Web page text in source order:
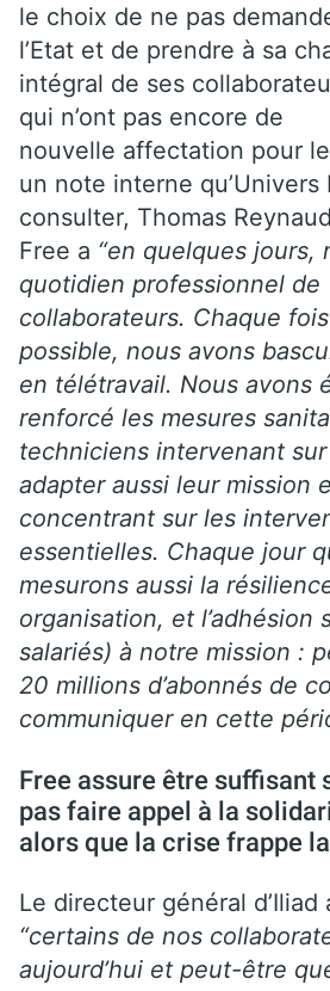
le choix de ne pas
l’Etat et de prendre à sa
intégral de ses
qui n’ont pas encore de
nouvelle affectation pour
un note interne qu’Univers
consulter, Thomas
Free a “en quelques jours,
quotidien professionnel de
collaborateurs. Chaque
possible, nous avons
en télétravail. Nous avons
renforcé les mesures
techniciens intervenant
adapter aussi leur mission
concentrant sur les
essentielles. Chaque jour
mesurons aussi la
organisation, et l’adhésion
salariés) à notre mission :
20 millions d’abonnés de
communiquer en cette
Free assure être suffisant
pas faire appel à la
alors que la crise frappe
Le directeur général d’Iliad
“certains de nos
aujourd’hui et peut-être